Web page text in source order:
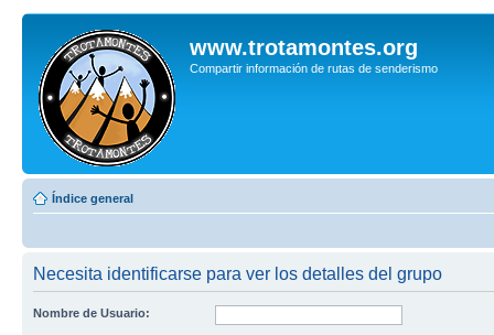
www.trotamontes.org
Compartir información de rutas de senderismo
Índice general
Necesita identificarse para ver los detalles del grupo
Nombre de Usuario: